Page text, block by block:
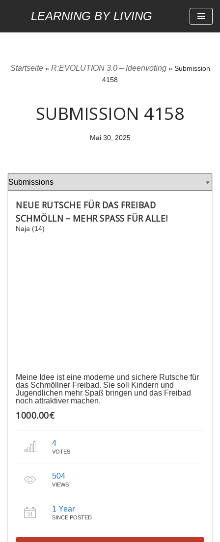
LEARNING BY LIVING
Startseite» R:EVOLUTION 3.0 – Ideenvoting» Submission
4158
SUBMISSION 4158
Mai 30, 2025
NEUE RUTSCHE FÜR DAS FREIBAD
SCHMÖLLN – MEHR SPASS FÜR ALLE!
Naja (14)
Meine Idee ist eine moderne und sichere Rutsche für
das Schmöllner Freibad. Sie soll Kindern und
Jugendlichen mehr Spaß bringen und das Freibad
noch attraktiver machen.
1000.00€
4
VOTES
504
VIEWS
1 Year
SINCE POSTED